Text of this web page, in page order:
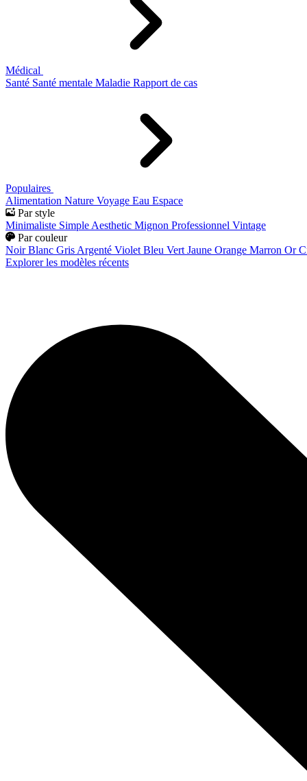
Médical
Santé Santé mentale Maladie Rapport de cas
Populaires
Alimentation Nature Voyage Eau Espace
Par style
Minimaliste Simple Aesthetic Mignon Professionnel Vintage
Par couleur
Noir Blanc Gris Argenté Violet Bleu Vert Jaune Orange Marron Or
Explorer les modèles récents